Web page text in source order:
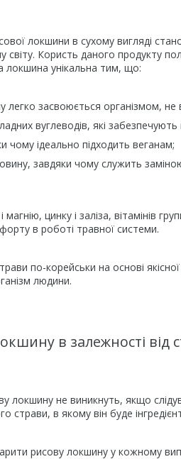
локшини в сухому вигляді
світу. Користь даного продукту
локшина унікальна тим, що:
легко засвоюється організмом,
вуглеводів, які
чому ідеально підходить веганам;
завдяки чому служить
цинку і заліза, вітамінів
в роботі травної системи.
по-корейськи на основі
людини.
в залежності від
локшину не виникнуть, якщо
страви, в якому він буде
рисову локшину у кожному